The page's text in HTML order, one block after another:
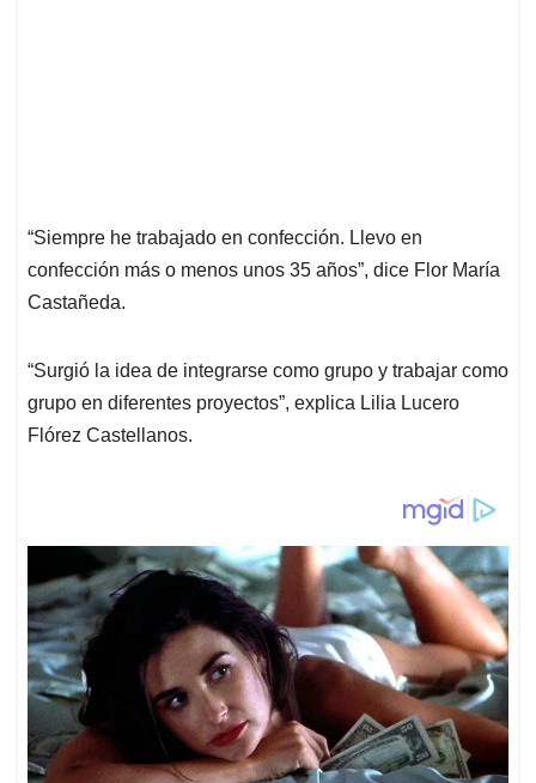
“Siempre he trabajado en confección. Llevo en
confección más o menos unos 35 años”, dice Flor María
Castañeda.
“Surgió la idea de integrarse como grupo y trabajar como
grupo en diferentes proyectos”, explica Lilia Lucero
Flórez Castellanos.